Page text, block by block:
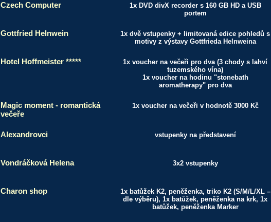
Czech Computer
1x DVD divX recorder s 160 GB HD a USB
portem
Gottfried Helnwein
1x dvě vstupenky + limitovaná edice pohledů s
motivy z výstavy Gottfrieda Helnweina
Hotel Hoffmeister *****
1x voucher na večeři pro dva (3 chody s lahví
tuzemského vína)
1x voucher na hodinu "stonebath
aromatherapy" pro dva
Magic moment - romantická
večeře
1x voucher na večeři v hodnotě 3000 Kč
Alexandrovci vstupenky na představení
Vondráčková Helena 3x2 vstupenky
Charon shop
1x batůžek K2, peněženka, triko K2 (S/M/L/XL –
dle výběru), 1x batůžek, peněženka na krk, 1x
batůžek, peněženka Marker